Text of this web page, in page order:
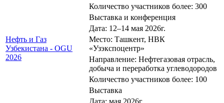
Количество участников более: 300
Нефть и Газ
Узбекистана - OGU
2026
Выставка и конференция
Дата: 12–14 мая 2026г.
Место: Ташкент, НВК
«Узэкспоцентр»
Направление: Нефтегазовая отрасль,
добыча и переработка углеводородов
Количество участников более: 100
Выставка
Дата: мая 2026г.